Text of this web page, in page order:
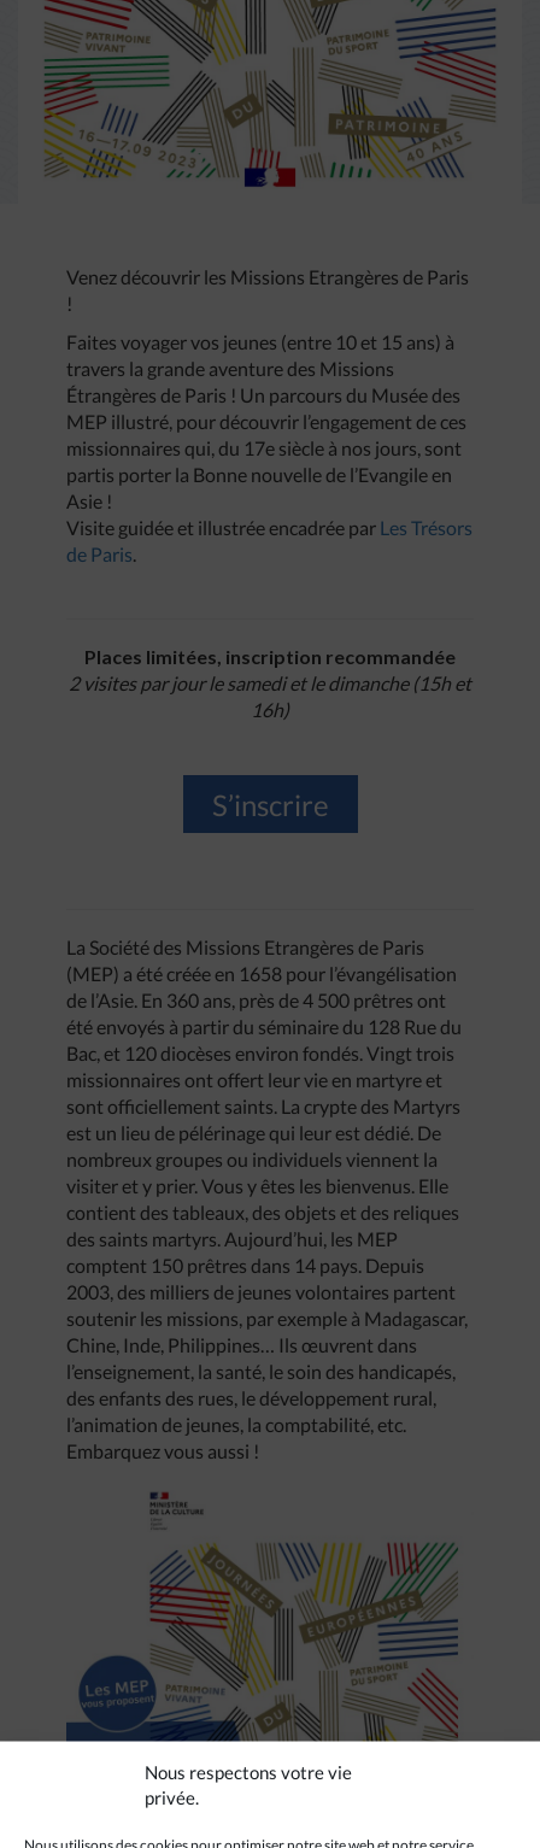
Nous respectons votre vie
privée.
Nous utilisons des cookies pour optimiser notre site web et notre service.
Venez découvrir les Missions Etrangères de Paris
!
Faites voyager vos jeunes (entre 10 et 15 ans) à
travers la grande aventure des Missions
Étrangères de Paris ! Un parcours du Musée des
MEP illustré, pour découvrir l’engagement de ces
missionnaires qui, du 17e siècle à nos jours, sont
partis porter la Bonne nouvelle de l’Evangile en
Asie !
Visite guidée et illustrée encadrée par Les Trésors
de Paris.
Places limitées, inscription recommandée
2 visites par jour le samedi et le dimanche (15h et
16h)
S’inscrire
La Société des Missions Etrangères de Paris
(MEP) a été créée en 1658 pour l’évangélisation
de l’Asie. En 360 ans, près de 4 500 prêtres ont
été envoyés à partir du séminaire du 128 Rue du
Bac, et 120 diocèses environ fondés. Vingt trois
missionnaires ont offert leur vie en martyre et
sont officiellement saints. La crypte des Martyrs
est un lieu de pélérinage qui leur est dédié. De
nombreux groupes ou individuels viennent la
visiter et y prier. Vous y êtes les bienvenus. Elle
contient des tableaux, des objets et des reliques
des saints martyrs. Aujourd’hui, les MEP
comptent 150 prêtres dans 14 pays. Depuis
2003, des milliers de jeunes volontaires partent
soutenir les missions, par exemple à Madagascar,
Chine, Inde, Philippines… Ils œuvrent dans
l’enseignement, la santé, le soin des handicapés,
des enfants des rues, le développement rural,
l’animation de jeunes, la comptabilité, etc.
Embarquez vous aussi !